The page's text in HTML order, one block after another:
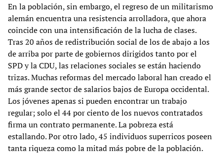
En la población, sin embargo, el regreso de un militarismo
alemán encuentra una resistencia arrolladora, que ahora
coincide con una intensificación de la lucha de clases.
Tras 20 años de redistribución social de los de abajo a los
de arriba por parte de gobiernos dirigidos tanto por el
SPD y la CDU, las relaciones sociales se están haciendo
trizas. Muchas reformas del mercado laboral han creado el
más grande sector de salarios bajos de Europa occidental.
Los jóvenes apenas si pueden encontrar un trabajo
regular; solo el 44 por ciento de los nuevos contratados
firma un contrato permanente. La pobreza está
estallando. Por otro lado, 45 individuos superricos poseen
tanta riqueza como la mitad más pobre de la población.